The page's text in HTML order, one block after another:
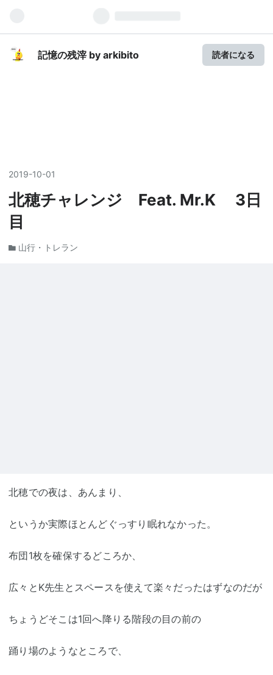
記憶の残滓 by arkibito 読者になる
2019-10-01
北穂チャレンジ Feat. Mr.K 3日
目
山行・トレラン
北穂での夜は、あんまり、
というか実際ほとんどぐっすり眠れなかった。
布団1枚を確保するどころか、
広々とK先生とスペースを使えて楽々だったはずなのだが
ちょうどそこは1回へ降りる階段の目の前の
踊り場のようなところで、